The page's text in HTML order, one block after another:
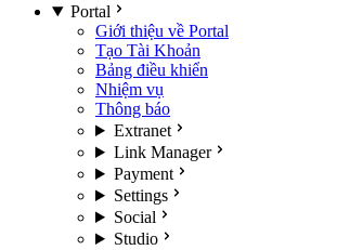
Portal
Giới thiệu về Portal
Tạo Tài Khoản
Bảng điều khiển
Nhiệm vụ
Thông báo
Extranet
Link Manager
Payment
Settings
Social
Studio